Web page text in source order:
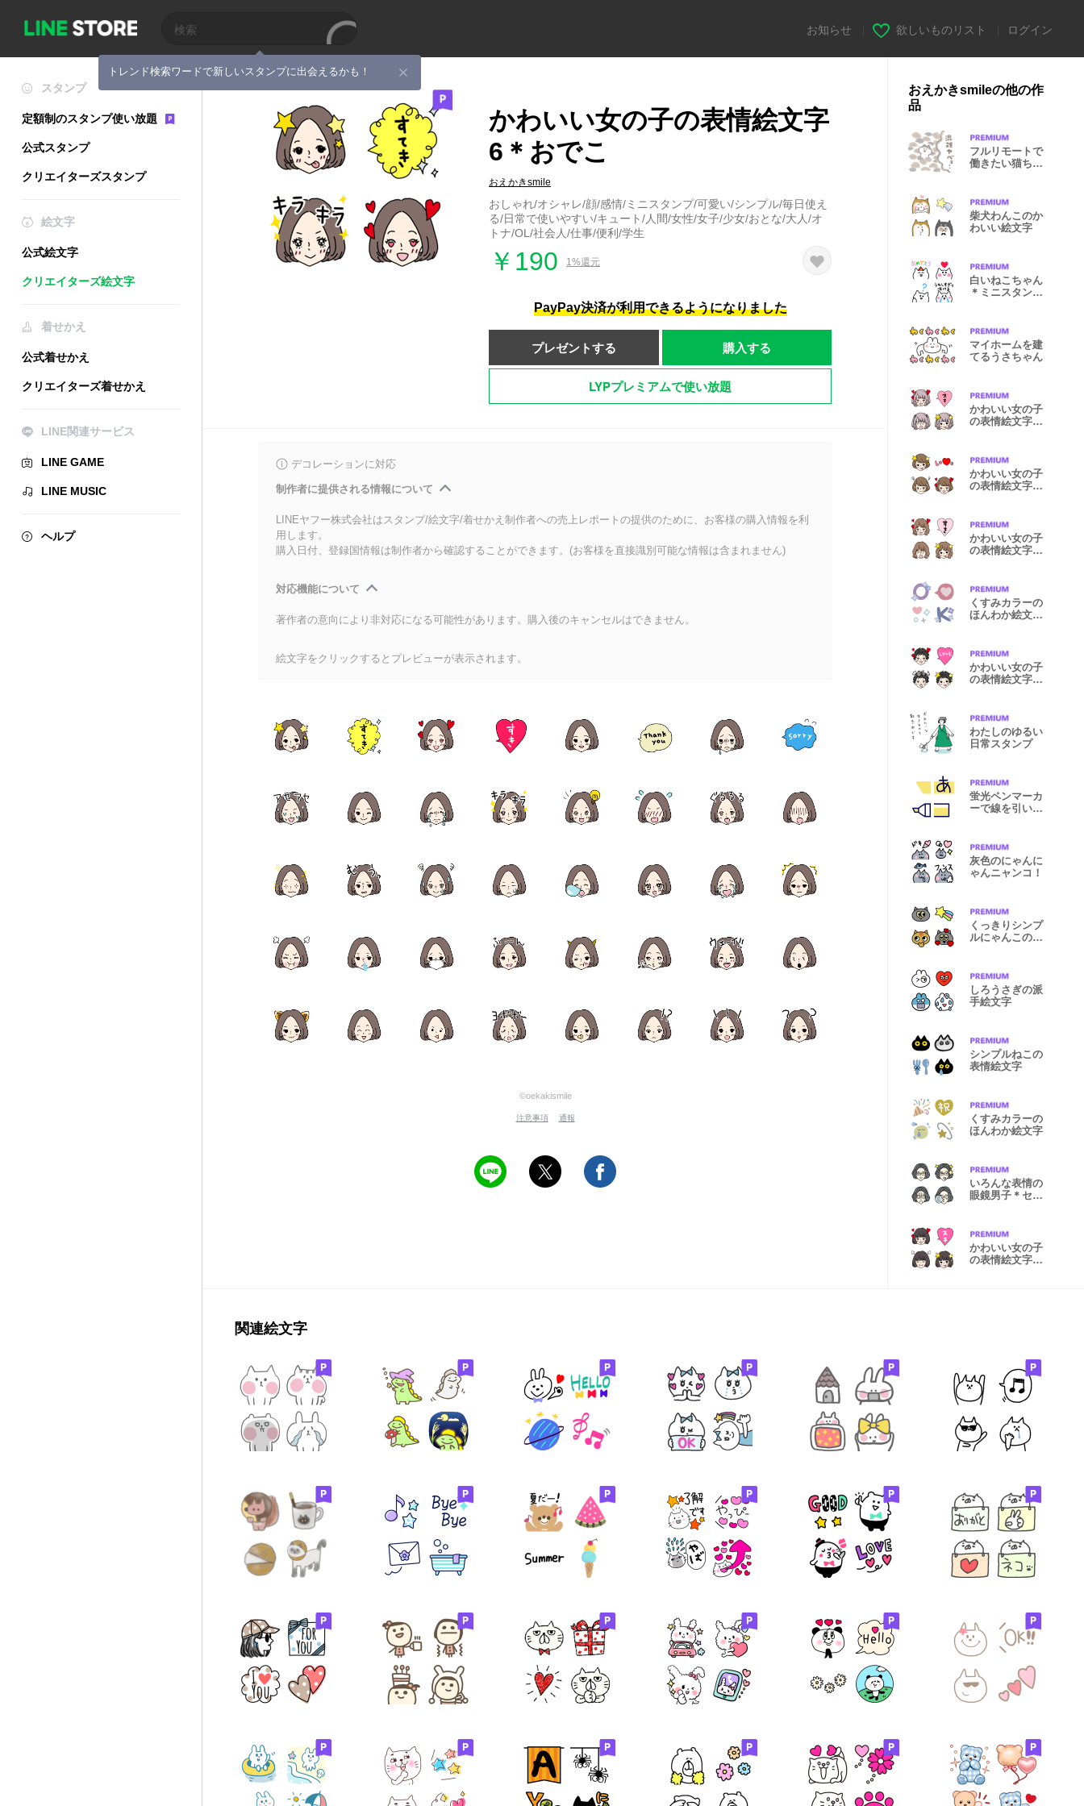
トレンド検索ワードで新しいスタンプに出会えるかも！
お知らせ 欲しいものリスト ログイン
スタンプ
定額制のスタンプ使い放題
公式スタンプ
クリエイターズスタンプ
絵文字
公式絵文字
クリエイターズ絵文字
着せかえ
公式着せかえ
クリエイターズ着せかえ
LINE関連サービス
LINE GAME
LINE MUSIC
ヘルプ
かわいい女の子の表情絵文字
6＊おでこ
おえかきsmile
おしゃれ/オシャレ/顔/感情/ミニスタンプ/可愛い/シンプル/毎日使え
る/日常で使いやすい/キュート/人間/女性/女子/少女/おとな/大人/オ
トナ/OL/社会人/仕事/便利/学生
￥190 1%還元
PayPay決済が利用できるようになりました
プレゼントする 購入する
LYPプレミアムで使い放題
デコレーションに対応
制作者に提供される情報について
LINEヤフー株式会社はスタンプ/絵文字/着せかえ制作者への売上レポートの提供のために、お客様の購入情報を利
用します。
購入日付、登録国情報は制作者から確認することができます。(お客様を直接識別可能な情報は含まれません)
対応機能について
著作者の意向により非対応になる可能性があります。購入後のキャンセルはできません。
絵文字をクリックするとプレビューが表示されます。
©oekakismile
注意事項 通報
おえかきsmileの他の作
品
フルリモートで
働きたい猫ちゃ
柴犬わんこのか
わいい絵文字
白いねこちゃん
＊ミニスタンプ
マイホームを建
てるうさちゃん
かわいい女の子
の表情絵文字＊
かわいい女の子
の表情絵文字4
かわいい女の子
の表情絵文字5
くすみカラーの
ほんわか絵文字
かわいい女の子
の表情絵文字2
わたしのゆるい
日常スタンプ
蛍光ペンマーカ
ーで線を引いた
灰色のにゃんに
ゃんニャンコ！
くっきりシンプ
ルにゃんこの表
しろうさぎの派
手絵文字
シンプルねこの
表情絵文字
くすみカラーの
ほんわか絵文字
いろんな表情の
眼鏡男子＊セン
かわいい女の子
の表情絵文字3
関連絵文字